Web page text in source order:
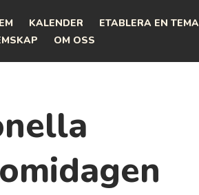
KALENDER ETABLERA EN
OM OSS